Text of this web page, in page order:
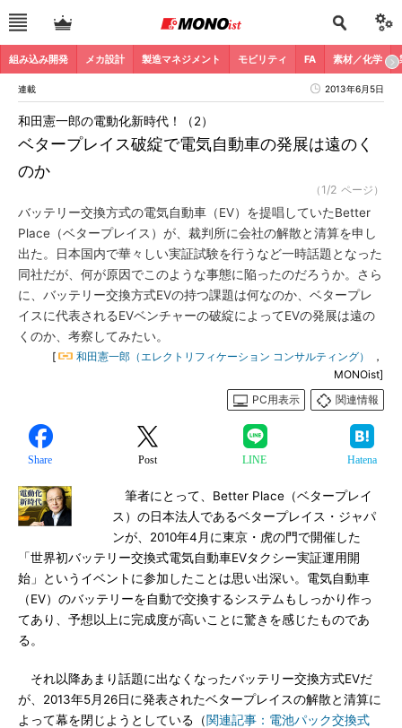
組み込み開発 メカ設計 製造マネジメント モビリティ FA 素材／化学
連載 2013年6月5日
ベタープレイス破綻で電気自動車の発展は遠のく
のか
和田憲一郎の電動化新時代！（2）
（1/2 ページ）
バッテリー交換方式の電気自動車（EV）を提唱していたBetter
Place（ベタープレイス）が、裁判所に会社の解散と清算を申し
出た。日本国内で華々しい実証試験を行うなど一時話題となった
同社だが、何が原因でこのような事態に陥ったのだろうか。さら
に、バッテリー交換方式EVの持つ課題は何なのか、ベタープレ
イスに代表されるEVベンチャーの破綻によってEVの発展は遠の
くのか、考察してみたい。
[ 和田憲一郎（エレクトリフィケーション コンサルティング）
，
MONOist]
PC用表示
関連情報
Share Post LINE Hatena
筆者にとって、Better Place（ベタープレイ
ス）の日本法人であるベタープレイス・ジャパ
ンが、2010年4月に東京・虎の門で開催した
「世界初バッテリー交換式電気自動車EVタクシー実証運用開
始」というイベントに参加したことは思い出深い。電気自動車
（EV）のバッテリーを自動で交換するシステムもしっかり作っ
てあり、予想以上に完成度が高いことに驚きを感じたものであ
る。
それ以降あまり話題に出なくなったバッテリー交換方式EVだ
が、2013年5月26日に発表されたベタープレイスの解散と清算に
よって幕を閉じようとしている（関連記事：電池パック交換式